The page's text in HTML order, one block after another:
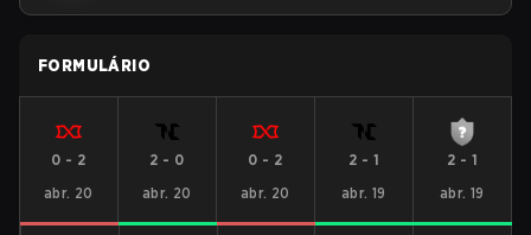
FORMULÁRIO
0 - 2
abr. 20
2 - 0
abr. 20
0 - 2
abr. 20
2 - 1
abr. 19
2 - 1
abr. 19